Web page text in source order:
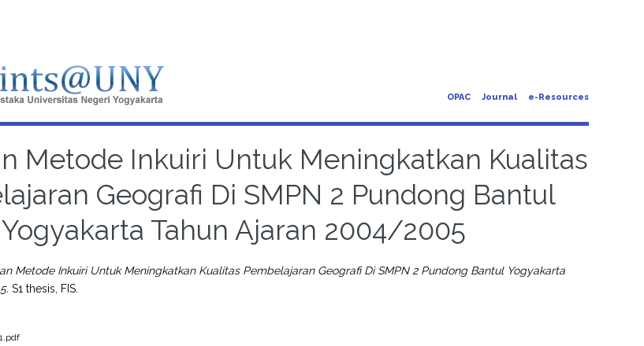
OPAC Journal e-Resources
Metode Inkuiri Untuk Meningkatkan Kualitas
Geografi Di SMPN 2 Pundong Bantul
Yogyakarta Tahun Ajaran 2004/2005
Metode Inkuiri Untuk Meningkatkan Kualitas Pembelajaran Geografi Di SMPN 2 Pundong Bantul Yogyakarta
S1 thesis, FIS.